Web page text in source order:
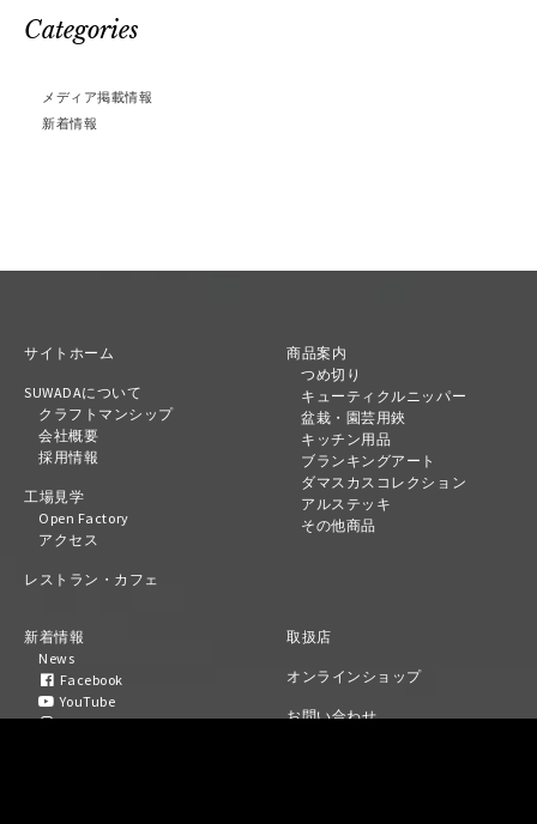
Categories
メディア掲載情報
新着情報
サイトホーム
SUWADAについて
クラフトマンシップ
会社概要
採用情報
工場見学
Open Factory
アクセス
レストラン・カフェ
商品案内
つめ切り
キューティクルニッパー
盆栽・園芸用鋏
キッチン用品
ブランキングアート
ダマスカスコレクション
アルステッキ
その他商品
新着情報
News
Facebook
YouTube
SUWADA
取扱店
オンラインショップ
お問い合わせ